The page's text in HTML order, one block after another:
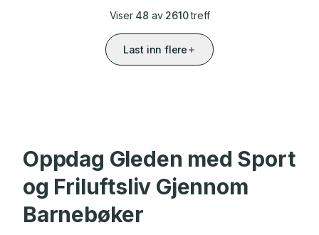
Viser 48 av 2610treff
Last inn flere
Oppdag Gleden med Sport
og Friluftsliv Gjennom
Barnebøker